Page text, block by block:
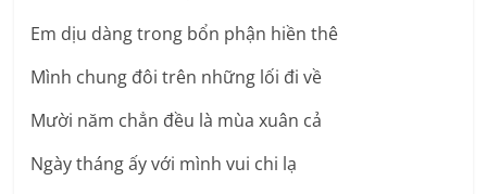
Em dịu dàng trong bổn phận hiền thê
Mình chung đôi trên những lối đi về
Mười năm chẳn đều là mùa xuân cả
Ngày tháng ấy với mình vui chi lạ